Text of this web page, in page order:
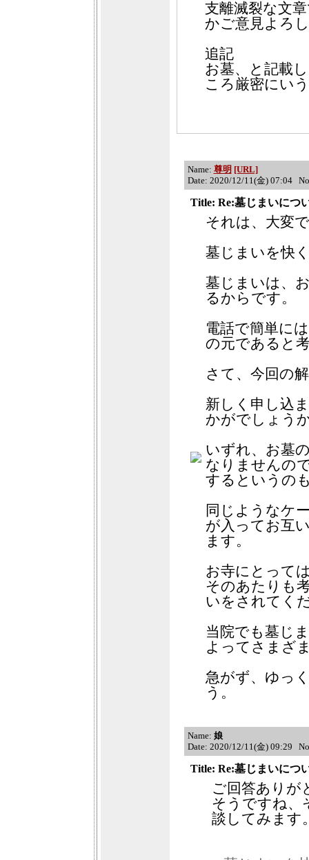
支離滅裂な文
かご意見よろ
追記
お墓、と記載
ころ厳密にい
Name: 尊明 [URL]
Date: 2020/12/11(金) 07:04
Title: Re:墓じまいにつ
それは、大変
墓じまいを快
墓じまいは、
るからです。
電話で簡単に
の元であると
さて、今回の
新しく申し込
かがでしょう
いずれ、お墓
なりませんの
するというの
同じようなケ
が入ってお互
ます。
お寺にとって
そのあたりも
いをされてく
当院でも墓じ
よってさまざ
急がず、ゆっ
う。
Name: 娘
Date: 2020/12/11(金) 09:29
Title: Re:墓じまいにつ
ご回答ありが
そうですね、
談してみます